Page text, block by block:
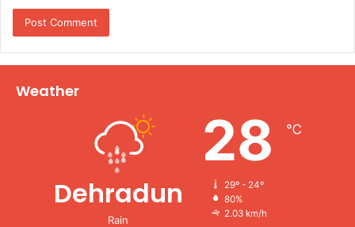
Weather
Dehradun
Rain
28 ℃
29º - 24º
80%
2.03 km/h